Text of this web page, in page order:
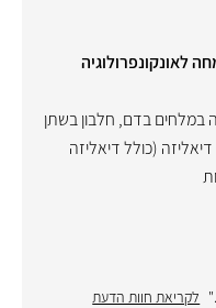
לאונקונפרולוגיה
במלחים בדם, חלבון בשתן
(כולל דיאליזה
לקריאת חוות הדעת